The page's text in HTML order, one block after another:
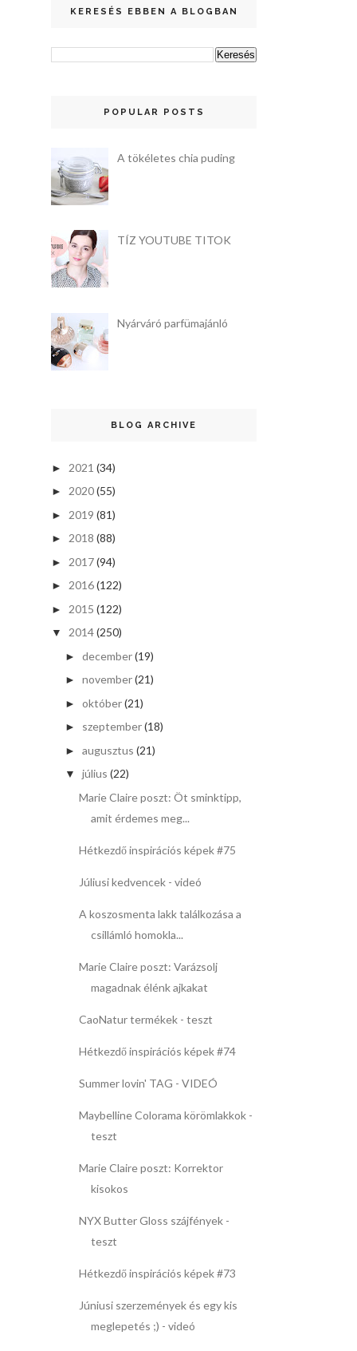
KERESÉS EBBEN A BLOGBAN
POPULAR POSTS
A tökéletes chia puding
TÍZ YOUTUBE TITOK
Nyárváró parfümajánló
BLOG ARCHIVE
► 2021 (34)
► 2020(55)
► 2019 (81)
► 2018 (88)
► 2017(94)
► 2016(122)
► 2015 (122)
▼ 2014(250)
► december(19)
► november(21)
► október(21)
► szeptember(18)
► augusztus (21)
▼ július (22)
Marie Claire poszt: Öt sminktipp,
amit érdemes meg...
Hétkezdő inspirációs képek #75
Júliusi kedvencek - videó
A koszosmenta lakk találkozása a
csillámló homokla...
Marie Claire poszt: Varázsolj
magadnak élénk ajkakat
CaoNatur termékek - teszt
Hétkezdő inspirációs képek #74
Summer lovin' TAG - VIDEÓ
Maybelline Colorama körömlakkok -
teszt
Marie Claire poszt: Korrektor
kisokos
NYX Butter Gloss szájfények -
teszt
Hétkezdő inspirációs képek #73
Júniusi szerzemények és egy kis
meglepetés ;) - videó